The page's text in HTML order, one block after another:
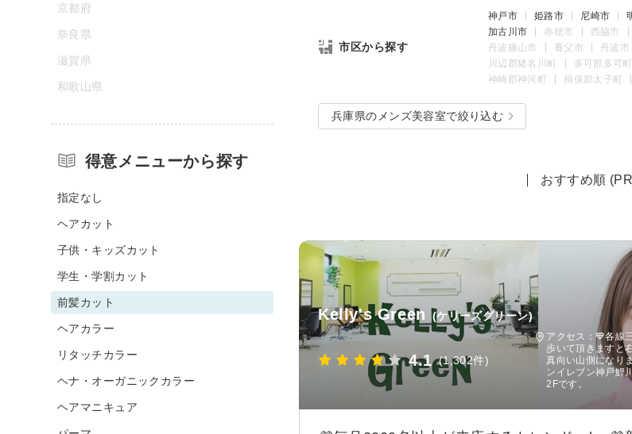
市区から探す
神戸市 姫路市 尼崎市
加古川市
赤穂市 西脇市
丹波篠山市
養父市 丹波市
川辺郡猪名川町
多可郡多可町
神崎郡神河町
揖保郡太子町
兵庫県のメンズ美容室で絞り込む
おすすめ順
Kelly's Green (ケリーズグリーン)
4.1 (1,302件)
アクセス：💙各線
歩いて頂きますと
真向い山側になり
ンイレブン神戸鯉
2Fです。
京都府
奈良県
滋賀県
和歌山県
得意メニューから探す
指定なし
ヘアカット
子供・キッズカット
学生・学割カット
前髪カット
ヘアカラー
リタッチカラー
ヘナ・オーガニックカラー
ヘアマニキュア